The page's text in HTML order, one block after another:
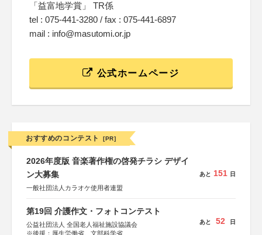
「益富地学賞」 TR係
tel : 075-441-3280 / fax : 075-441-6897
mail : info@masutomi.or.jp
公式ホームページ
おすすめのコンテスト [PR]
2026年度版 音楽著作権の啓発チラシ デザイ
ン大募集
一般社団法人カラオケ使用者連盟
あと 151 日
第19回 介護作文・フォトコンテスト
公益社団法人 全国老人福祉施設協議会
※後援：厚生労働省、文部科学省
あと 52 日